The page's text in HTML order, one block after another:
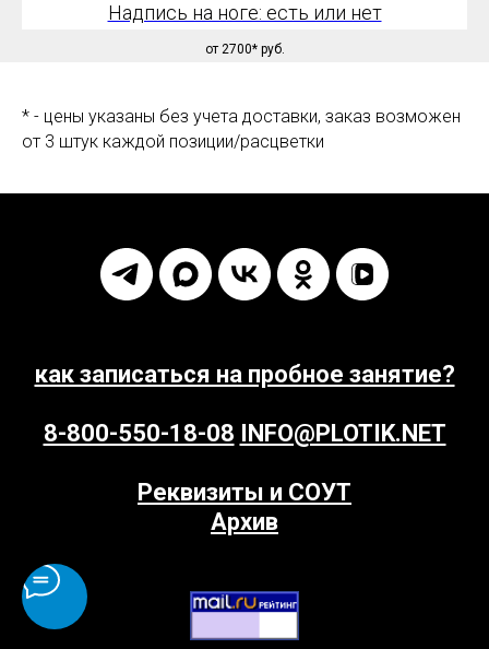
Надпись на ноге: есть или нет
от 2700* руб.
* - цены указаны без учета доставки, заказ возможен
от 3 штук каждой позиции/расцветки
как записаться на пробное занятие?
8-800-550-18-08 INFO@PLOTIK.NET
Реквизиты и СОУТ
Архив